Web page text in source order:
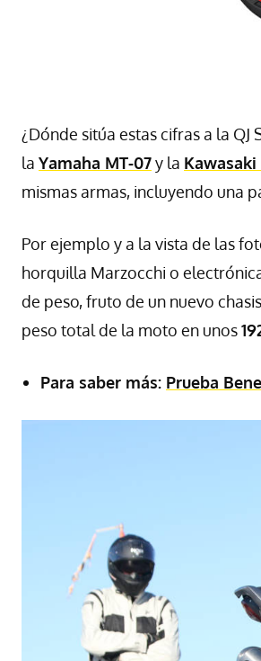
¿Dónde sitúa estas cifras a la
la Yamaha MT-07y la Kawasaki
mismas armas, incluyendo una
Por ejemplo y a la vista de las
horquilla Marzocchi o
de peso, fruto de un nuevo
peso total de la moto en unos
Para saber más: Prueba